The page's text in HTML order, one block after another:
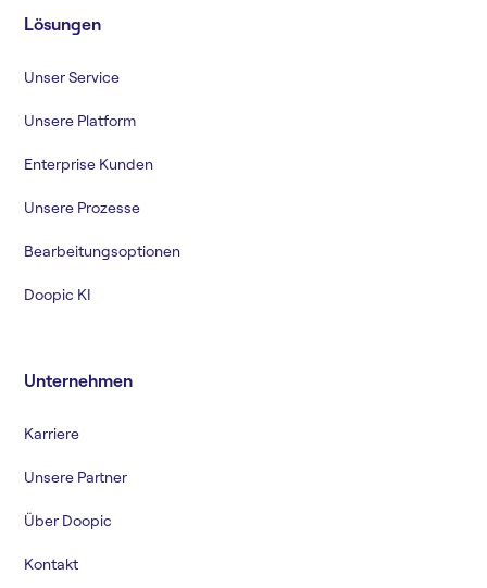
Lösungen
Unser Service
Unsere Platform
Enterprise Kunden
Unsere Prozesse
Bearbeitungsoptionen
Doopic KI
Unternehmen
Karriere
Unsere Partner
Über Doopic
Kontakt